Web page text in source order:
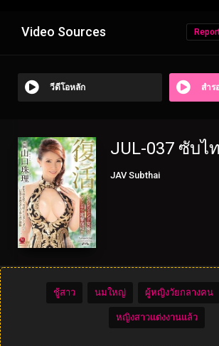
Video Sources
วีดีโอหลัก สำร
JUL-037 ซับไ
JAV Subthai
ชู้สาว นมใหญ่ ผู้หญิงวัยกลางคน
หญิงสาวแต่งงานแล้ว